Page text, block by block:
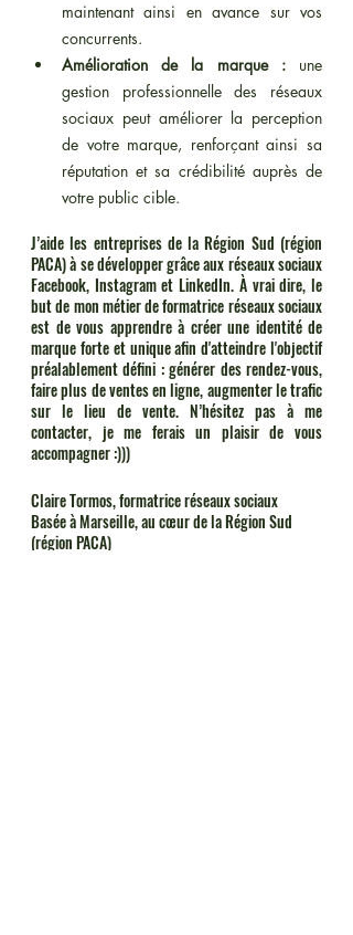
maintenant ainsi en avance sur vos
concurrents.
Amélioration de la marque : une
gestion professionnelle des réseaux
sociaux peut améliorer la perception
de votre marque, renforçant ainsi sa
réputation et sa crédibilité auprès de
votre public cible.
J’aide les entreprises de la Région Sud (région
PACA) à se développer grâce aux réseaux sociaux
Facebook, Instagram et LinkedIn. À vrai dire, le
but de mon métier de formatrice réseaux sociaux
est de vous apprendre à créer une identité de
marque forte et unique afin d'atteindre l'objectif
préalablement défini : générer des rendez-vous,
faire plus de ventes en ligne, augmenter le trafic
sur le lieu de vente. N’hésitez pas à me
contacter, je me ferais un plaisir de vous
accompagner :)))
Claire Tormos, formatrice réseaux sociaux
Basée à Marseille, au cœur de la Région Sud
(région PACA)